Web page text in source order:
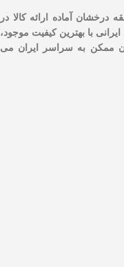
آماده ارائه کالا در
با بهترین کیفیت موجود،
ممکن به سراسر ایران می